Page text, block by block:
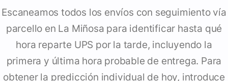
Escaneamos todos los envíos con seguimiento vía
parcello en La Miñosa para identificar hasta qué
hora reparte UPS por la tarde, incluyendo la
primera y última hora probable de entrega. Para
obtener la predicción individual de hoy, introduce